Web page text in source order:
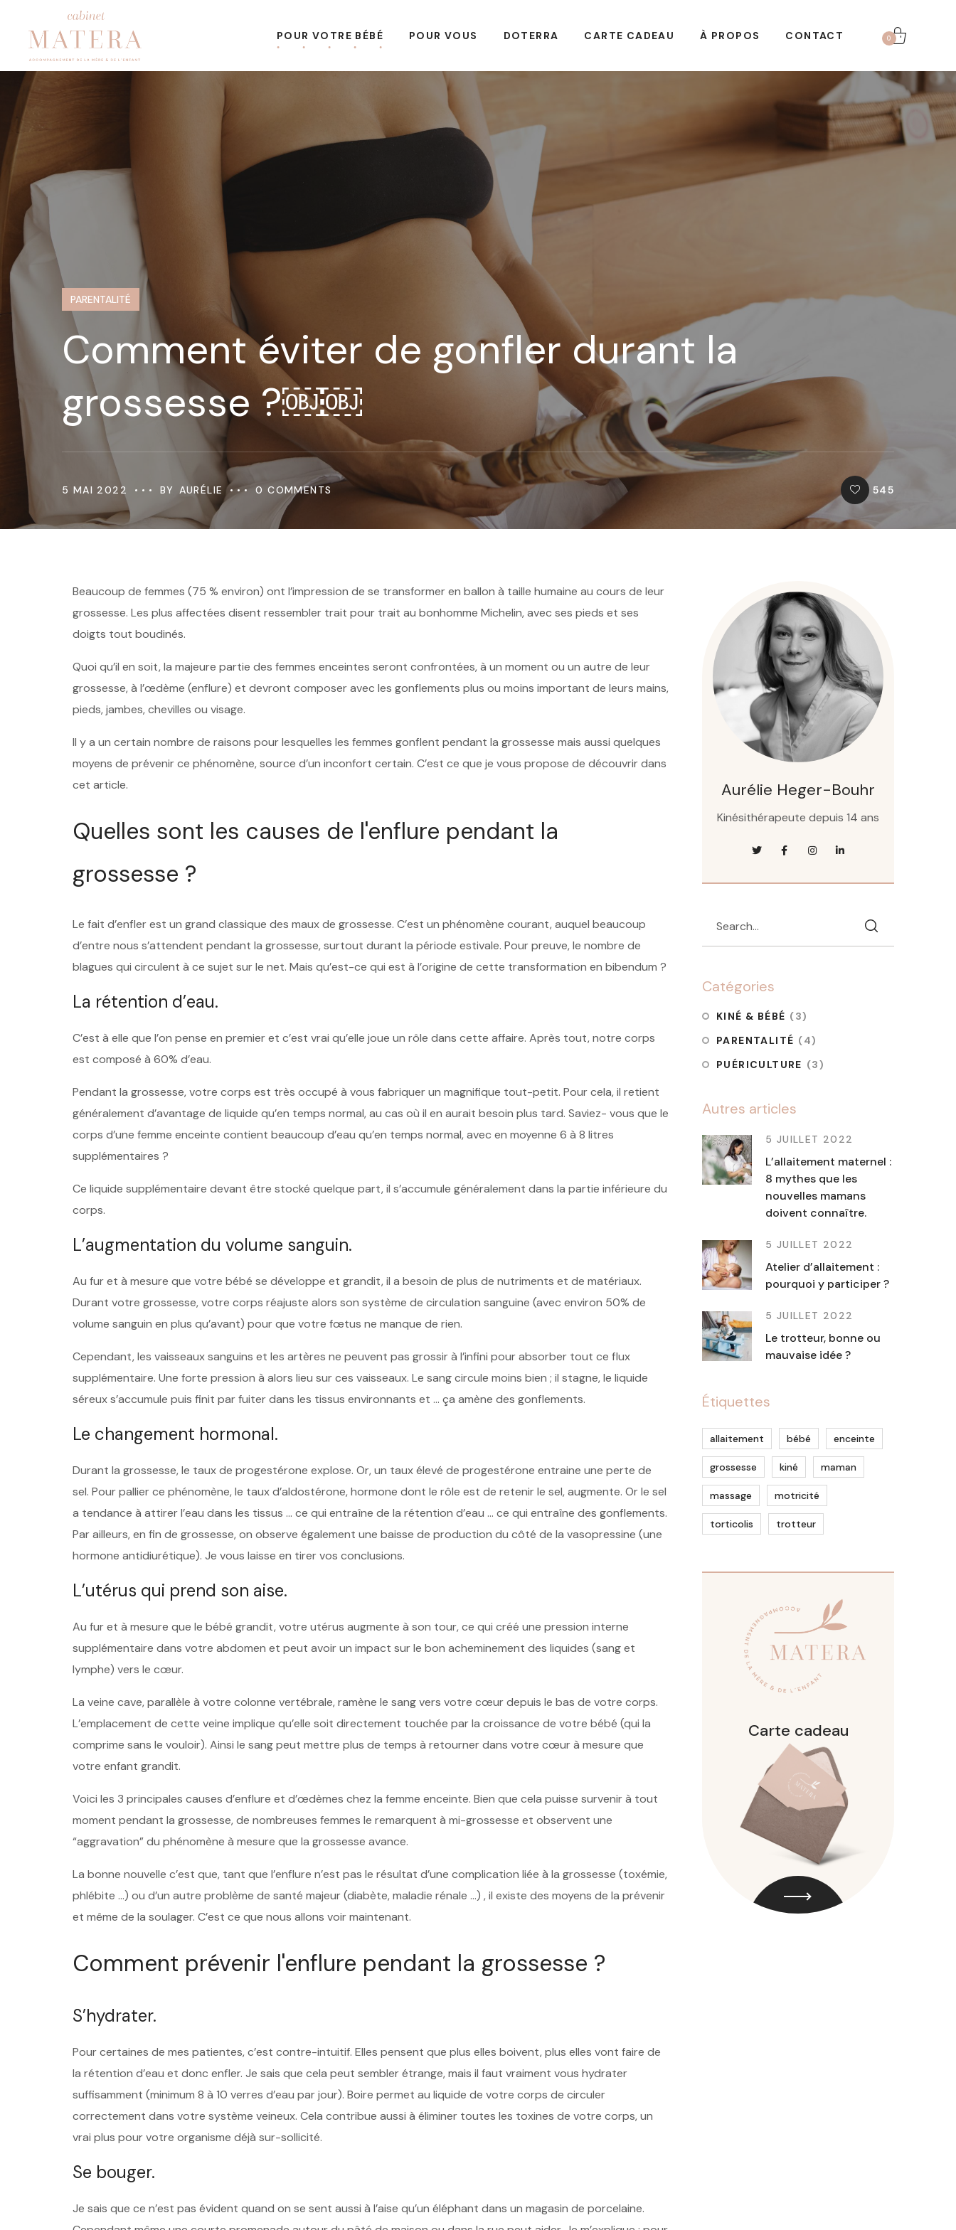
POUR VOTRE BÉBÉ POUR VOUS DOTERRA CARTE CADEAU À PROPOS CONTACT 0
PARENTALITÉ
Comment éviter de gonfler durant la
grossesse ?￼￼
5 MAI 2022 BY AURÉLIE 0 COMMENTS 545
Beaucoup de femmes (75 % environ) ont l’impression de se transformer en ballon à taille humaine au cours de leur
grossesse. Les plus affectées disent ressembler trait pour trait au bonhomme Michelin, avec ses pieds et ses
doigts tout boudinés.
Quoi qu’il en soit, la majeure partie des femmes enceintes seront confrontées, à un moment ou un autre de leur
grossesse, à l’œdème (enflure) et devront composer avec les gonflements plus ou moins important de leurs mains,
pieds, jambes, chevilles ou visage.
Il y a un certain nombre de raisons pour lesquelles les femmes gonflent pendant la grossesse mais aussi quelques
moyens de prévenir ce phénomène, source d’un inconfort certain. C’est ce que je vous propose de découvrir dans
cet article.
Quelles sont les causes de l'enflure pendant la
grossesse ?
Le fait d’enfler est un grand classique des maux de grossesse. C’est un phénomène courant, auquel beaucoup
d’entre nous s’attendent pendant la grossesse, surtout durant la période estivale. Pour preuve, le nombre de
blagues qui circulent à ce sujet sur le net. Mais qu’est-ce qui est à l’origine de cette transformation en bibendum ?
La rétention d’eau.
C’est à elle que l’on pense en premier et c’est vrai qu’elle joue un rôle dans cette affaire. Après tout, notre corps
est composé à 60% d’eau.
Pendant la grossesse, votre corps est très occupé à vous fabriquer un magnifique tout-petit. Pour cela, il retient
généralement d’avantage de liquide qu’en temps normal, au cas où il en aurait besoin plus tard. Saviez- vous que le
corps d’une femme enceinte contient beaucoup d’eau qu’en temps normal, avec en moyenne 6 à 8 litres
supplémentaires ?
Ce liquide supplémentaire devant être stocké quelque part, il s’accumule généralement dans la partie inférieure du
corps.
L’augmentation du volume sanguin.
Au fur et à mesure que votre bébé se développe et grandit, il a besoin de plus de nutriments et de matériaux.
Durant votre grossesse, votre corps réajuste alors son système de circulation sanguine (avec environ 50% de
volume sanguin en plus qu’avant) pour que votre fœtus ne manque de rien.
Cependant, les vaisseaux sanguins et les artères ne peuvent pas grossir à l’infini pour absorber tout ce flux
supplémentaire. Une forte pression à alors lieu sur ces vaisseaux. Le sang circule moins bien ; il stagne, le liquide
séreux s’accumule puis finit par fuiter dans les tissus environnants et … ça amène des gonflements.
Le changement hormonal.
Durant la grossesse, le taux de progestérone explose. Or, un taux élevé de progestérone entraine une perte de
sel. Pour pallier ce phénomène, le taux d’aldostérone, hormone dont le rôle est de retenir le sel, augmente. Or le sel
a tendance à attirer l’eau dans les tissus … ce qui entraîne de la rétention d’eau … ce qui entraîne des gonflements.
Par ailleurs, en fin de grossesse, on observe également une baisse de production du côté de la vasopressine (une
hormone antidiurétique). Je vous laisse en tirer vos conclusions.
L’utérus qui prend son aise.
Au fur et à mesure que le bébé grandit, votre utérus augmente à son tour, ce qui créé une pression interne
supplémentaire dans votre abdomen et peut avoir un impact sur le bon acheminement des liquides (sang et
lymphe) vers le cœur.
La veine cave, parallèle à votre colonne vertébrale, ramène le sang vers votre cœur depuis le bas de votre corps.
L’emplacement de cette veine implique qu’elle soit directement touchée par la croissance de votre bébé (qui la
comprime sans le vouloir). Ainsi le sang peut mettre plus de temps à retourner dans votre cœur à mesure que
votre enfant grandit.
Voici les 3 principales causes d’enflure et d’œdèmes chez la femme enceinte. Bien que cela puisse survenir à tout
moment pendant la grossesse, de nombreuses femmes le remarquent à mi-grossesse et observent une
“aggravation” du phénomène à mesure que la grossesse avance.
La bonne nouvelle c’est que, tant que l’enflure n’est pas le résultat d’une complication liée à la grossesse (toxémie,
phlébite …) ou d’un autre problème de santé majeur (diabète, maladie rénale …) , il existe des moyens de la prévenir
et même de la soulager. C’est ce que nous allons voir maintenant.
Comment prévenir l'enflure pendant la grossesse ?
S’hydrater.
Pour certaines de mes patientes, c’est contre-intuitif. Elles pensent que plus elles boivent, plus elles vont faire de
la rétention d’eau et donc enfler. Je sais que cela peut sembler étrange, mais il faut vraiment vous hydrater
suffisamment (minimum 8 à 10 verres d’eau par jour). Boire permet au liquide de votre corps de circuler
correctement dans votre système veineux. Cela contribue aussi à éliminer toutes les toxines de votre corps, un
vrai plus pour votre organisme déjà sur-sollicité.
Se bouger.
Je sais que ce n’est pas évident quand on se sent aussi à l’aise qu’un éléphant dans un magasin de porcelaine.
Aurélie Heger-Bouhr
Kinésithérapeute depuis 14 ans
Catégories
KINÉ & BÉBÉ (3)
PARENTALITÉ (4)
PUÉRICULTURE (3)
Autres articles
5 JUILLET 2022
L’allaitement maternel :
8 mythes que les
nouvelles mamans
doivent connaître.
5 JUILLET 2022
Atelier d’allaitement :
pourquoi y participer ?
5 JUILLET 2022
Le trotteur, bonne ou
mauvaise idée ?
Étiquettes
allaitement bébé enceinte
grossesse kiné maman
massage motricité
torticolis trotteur
Carte cadeau